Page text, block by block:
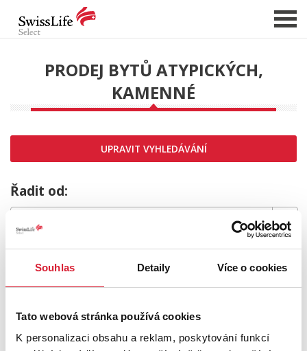
Souhlas Detaily Více o cookies
Tato webová stránka používá cookies
K personalizaci obsahu a reklam, poskytování funkcí
NABÍDKA NEMOVITOSTÍ
CHCI PRODAT / PRONAJMOUT
HLÍDAT NOVÉ NABÍDKY
CHCI OCENIT NEMOVITOST
O NÁS
REFERENCE
PRODEJ BYTŮ ATYPICKÝCH,
KAMENNÉ
UPRAVIT VYHLEDÁVÁNÍ
Řadit od:
MRZÍ NÁS TO,
ale požadovaný typ nemovitosti nebyl nalezen.
Zkuste upravit filtr
nebo přejděte na základní